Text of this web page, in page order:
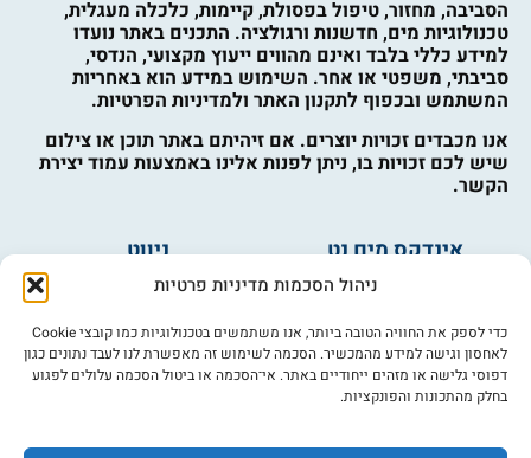
ניהול הסכמות מדיניות פרטיות
כדי לספק את החוויה הטובה ביותר, אנו משתמשים בטכנולוגיות כמו קובצי Cookie
לאחסון וגישה למידע מהמכשיר. הסכמה לשימוש זה מאפשרת לנו לעבד נתונים כגון
דפוסי גלישה או מזהים ייחודיים באתר. אי־הסכמה או ביטול הסכמה עלולים לפגוע
בחלק מהתכונות והפונקציות.
הסביבה, מחזור, טיפול בפסולת, קיימות, כלכלה מעגלית,
טכנולוגיות מים, חדשנות ורגולציה. התכנים באתר נועדו
למידע כללי בלבד ואינם מהווים ייעוץ מקצועי, הנדסי,
סביבתי, משפטי או אחר. השימוש במידע הוא באחריות
המשתמש ובכפוף לתקנון האתר ולמדיניות הפרטיות.
אנו מכבדים זכויות יוצרים. אם זיהיתם באתר תוכן או צילום
שיש לכם זכויות בו, ניתן לפנות אלינו באמצעות עמוד יצירת
הקשר.
אינדקס מים נט
מים ובריאות
פורום מים
ניווט
אינדקס עסקים
צרו קשר
מי אנחנו